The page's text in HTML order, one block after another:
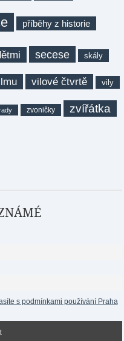
příběhy z historie
secese skály
vilové čtvrtě vily
zvoničky zvířátka
s podmínkami používání Praha